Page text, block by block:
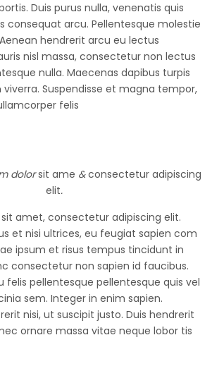
Duis purus nulla, venenatis quis
consequat arcu. Pellentesque molestie
hendrerit arcu eu lectus
nisl massa, consectetur non lectus
nulla. Maecenas dapibus turpis
Suspendisse et magna tempor,
felis
dolorsit ame &consectetur adipiscing
elit.
amet, consectetur adipiscing elit.
et nisi ultrices, eu feugiat sapien com
ipsum et risus tempus tincidunt in
consectetur non sapien id faucibus.
felis pellentesque pellentesque quis vel
sem. Integer in enim sapien.
nisi, ut suscipit justo. Duis hendrerit
ornare massa vitae neque lobor tis